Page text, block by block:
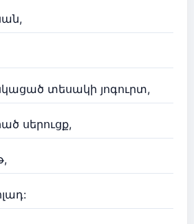
տեսակի յոգուրտ,
սերուցք,